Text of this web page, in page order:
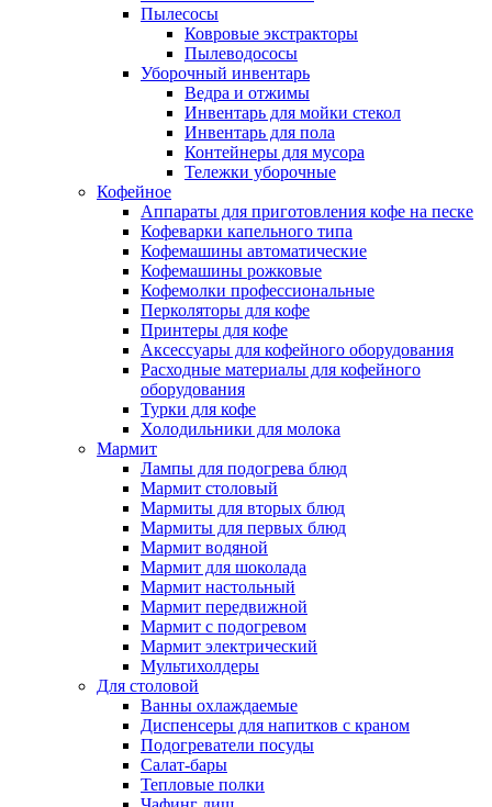
Пылесосы
Ковровые экстракторы
Пылеводососы
Уборочный инвентарь
Ведра и отжимы
Инвентарь для мойки стекол
Инвентарь для пола
Контейнеры для мусора
Тележки уборочные
Кофейное
Аппараты для приготовления кофе на песке
Кофеварки капельного типа
Кофемашины автоматические
Кофемашины рожковые
Кофемолки профессиональные
Перколяторы для кофе
Принтеры для кофе
Аксессуары для кофейного оборудования
Расходные материалы для кофейного
оборудования
Турки для кофе
Холодильники для молока
Мармит
Лампы для подогрева блюд
Мармит столовый
Мармиты для вторых блюд
Мармиты для первых блюд
Мармит водяной
Мармит для шоколада
Мармит настольный
Мармит передвижной
Мармит с подогревом
Мармит электрический
Мультихолдеры
Для столовой
Ванны охлаждаемые
Диспенсеры для напитков с краном
Подогреватели посуды
Салат-бары
Тепловые полки